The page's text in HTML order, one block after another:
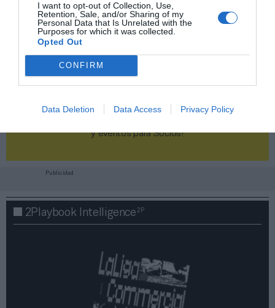
I want to opt-out of Collection, Use,
Retention, Sale, and/or Sharing of my
Personal Data that Is Unrelated with the
Purposes for which it was collected.
Opted Out
CONFIRM
Data Deletion Data Access Privacy Policy
y eventos para Socios!​​​​​​​
Publicidad
2Playbook Intelligence2P